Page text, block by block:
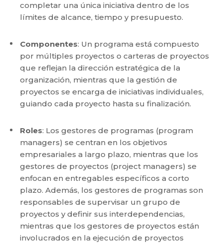
completar una única iniciativa dentro de los
límites de alcance, tiempo y presupuesto.
Componentes: Un programa está compuesto
por múltiples proyectos o carteras de proyectos
que reflejan la dirección estratégica de la
organización, mientras que la gestión de
proyectos se encarga de iniciativas individuales,
guiando cada proyecto hasta su finalización.
Roles: Los gestores de programas (program
managers) se centran en los objetivos
empresariales a largo plazo, mientras que los
gestores de proyectos (project managers) se
enfocan en entregables específicos a corto
plazo. Además, los gestores de programas son
responsables de supervisar un grupo de
proyectos y definir sus interdependencias,
mientras que los gestores de proyectos están
involucrados en la ejecución de proyectos